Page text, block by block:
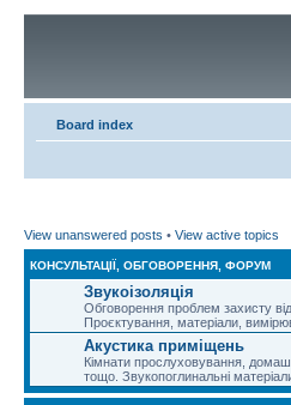
Board index
View unanswered posts • View active topics
КОНСУЛЬТАЦІЇ, ОБГОВОРЕННЯ, ФОРУМ
Звукоізоляція
Обговорення проблем захисту від
Проєктування, матеріали,
Акустика приміщень
Кімнати прослуховування,
тощо. Звукопоглинальні